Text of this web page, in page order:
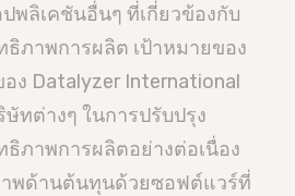
ปพลิเคชันอื่นๆ ที่เกี่ยวข้องกับ
ภาพการผลิต เป้าหมายของ
Datalyzer International
ทต่างๆ ในการปรับปรุง
ภาพการผลิตอย่างต่อเนื่อง
พด้านต้นทุนด้วยซอฟต์แวร์ที่